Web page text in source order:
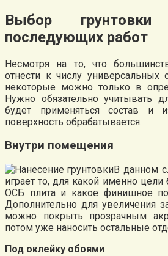
Выбор
последующих работ
Несмотря на то, что
отнести к числу универсальных
некоторые можно только в
Нужно обязательно учитывать
будет применяться состав и
поверхность обрабатывается.
Внутри помещения
В данном
играет то, для какой именно цели
ОСБ плита и какое финишное
Дополнительно для увеличения
можно покрыть прозрачным
потом уже наносить остальные
Под оклейку обоями